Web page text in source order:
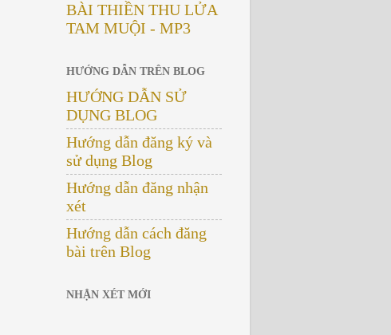
BÀI THIỀN THU LỬA
TAM MUỘI - MP3
HƯỚNG DẪN TRÊN BLOG
HƯỚNG DẪN SỬ
DỤNG BLOG
Hướng dẫn đăng ký và
sử dụng Blog
Hướng dẫn đăng nhận
xét
Hướng dẫn cách đăng
bài trên Blog
NHẬN XÉT MỚI